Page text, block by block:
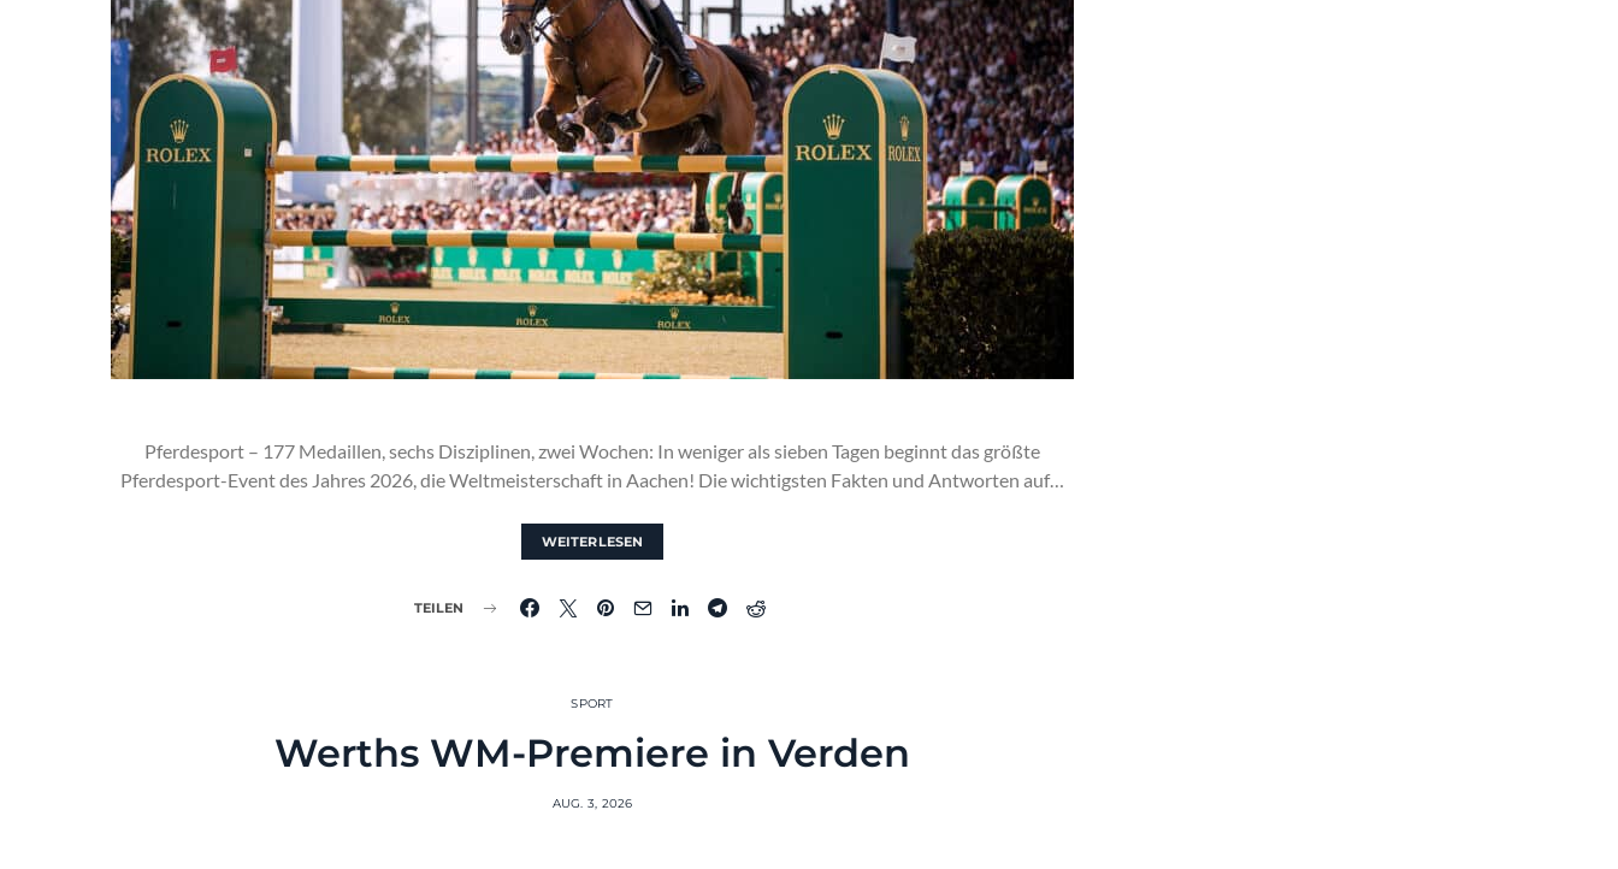
Pferdesport – 177 Medaillen, sechs Disziplinen, zwei Wochen: In weniger als sieben Tagen beginnt das größte
Pferdesport-Event des Jahres 2026, die Weltmeisterschaft in Aachen! Die wichtigsten Fakten und Antworten auf…
WEITERLESEN
TEILEN
SPORT
Werths WM-Premiere in Verden
AUG. 3, 2026